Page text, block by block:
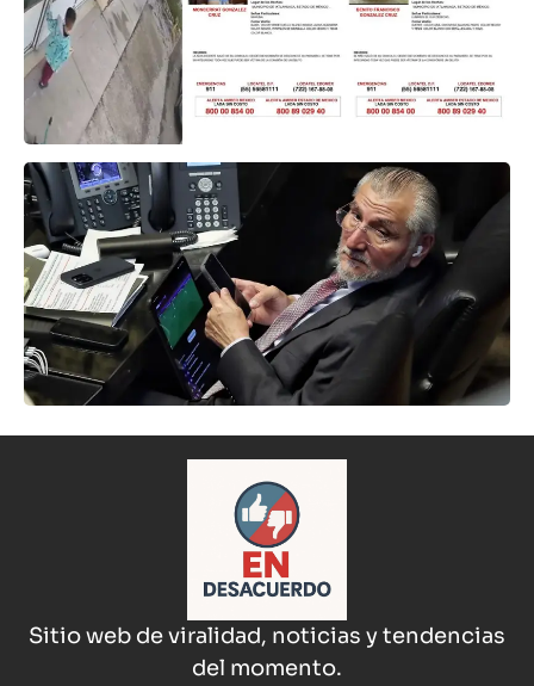
Sitio web de viralidad, noticias y tendencias
del momento.